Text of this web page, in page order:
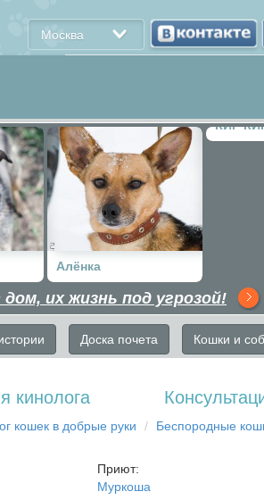
Москва
Алёнка
КИР
их жизнь под угрозой!
Доска почета Кошки и
кинолога
кoшек в дoбрыe рyки Бecпopoдныe
Приют:
Муркоша